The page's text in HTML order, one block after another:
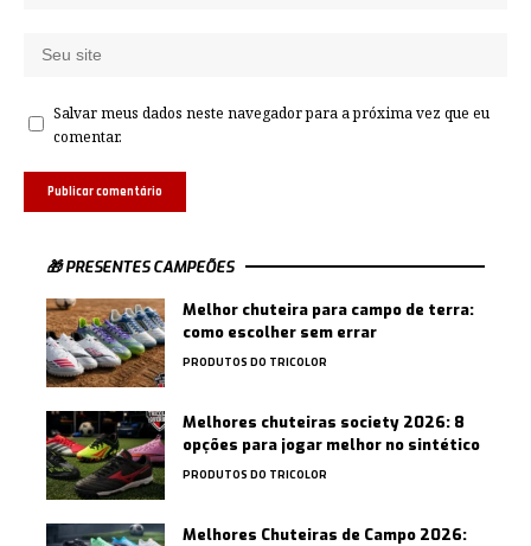
Salvar meus dados neste navegador para a próxima vez que eu
comentar.
🎁 PRESENTES CAMPEÕES
Melhor chuteira para campo de terra:
como escolher sem errar
PRODUTOS DO TRICOLOR
Melhores chuteiras society 2026: 8
opções para jogar melhor no sintético
PRODUTOS DO TRICOLOR
Melhores Chuteiras de Campo 2026: